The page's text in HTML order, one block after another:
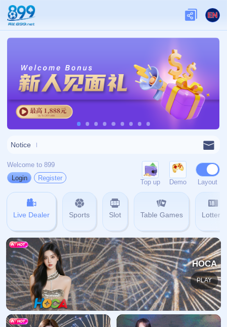
关于我们
关于九游娱乐
查看更多
网站首页 404
地址:
福建省漳州市芗城区石亭镇